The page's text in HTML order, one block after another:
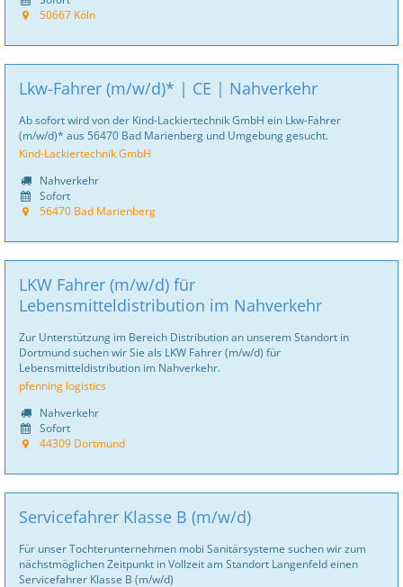
50667 Köln
Lkw-Fahrer (m/w/d)* | CE | Nahverkehr
Ab sofort wird von der Kind-Lackiertechnik GmbH ein Lkw-Fahrer
(m/w/d)* aus 56470 Bad Marienberg und Umgebung gesucht.
Kind-Lackiertechnik GmbH
Nahverkehr
Sofort
56470 Bad Marienberg
LKW Fahrer (m/w/d) für
Lebensmitteldistribution im Nahverkehr
Zur Unterstützung im Bereich Distribution an unserem Standort in
Dortmund suchen wir Sie als LKW Fahrer (m/w/d) für
Lebensmitteldistribution im Nahverkehr.
pfenning logistics
Nahverkehr
Sofort
44309 Dortmund
Servicefahrer Klasse B (m/w/d)
Für unser Tochterunternehmen mobi Sanitär­systeme suchen wir zum
nächstmöglichen Zeitpunkt in Vollzeit am Standort Langenfeld einen
Servicefahrer Klasse B (m/w/d)